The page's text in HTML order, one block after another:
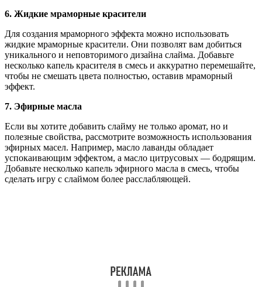
6. Жидкие мраморные красители
Для создания мраморного эффекта можно использовать
жидкие мраморные красители. Они позволят вам добиться
уникального и неповторимого дизайна слайма. Добавьте
несколько капель красителя в смесь и аккуратно перемешайте,
чтобы не смешать цвета полностью, оставив мраморный
эффект.
7. Эфирные масла
Если вы хотите добавить слайму не только аромат, но и
полезные свойства, рассмотрите возможность использования
эфирных масел. Например, масло лаванды обладает
успокаивающим эффектом, а масло цитрусовых — бодрящим.
Добавьте несколько капель эфирного масла в смесь, чтобы
сделать игру с слаймом более расслабляющей.